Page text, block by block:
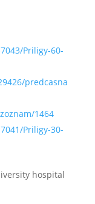
Priligy-60-
predcasna
1464
Priligy-30-
hospital